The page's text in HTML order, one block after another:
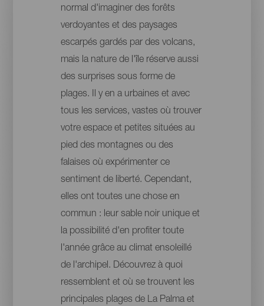
normal d'imaginer des forêts
verdoyantes et des paysages
escarpés gardés par des volcans,
mais la nature de l'île réserve aussi
des surprises sous forme de
plages. Il y en a urbaines et avec
tous les services, vastes où trouver
votre espace et petites situées au
pied des montagnes ou des
falaises où expérimenter ce
sentiment de liberté. Cependant,
elles ont toutes une chose en
commun : leur sable noir unique et
la possibilité d'en profiter toute
l'année grâce au climat ensoleillé
de l'archipel. Découvrez à quoi
ressemblent et où se trouvent les
principales plages de La Palma et